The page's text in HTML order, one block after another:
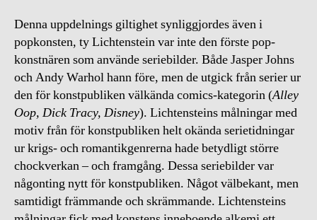
Denna uppdelnings giltighet synliggjordes även i
popkonsten, ty Lichtenstein var inte den förste pop-
konstnären som använde seriebilder. Både Jasper Johns
och Andy Warhol hann före, men de utgick från serier ur
den för konstpubliken välkända comics-kategorin (Alley
Oop, Dick Tracy, Disney). Lichtensteins målningar med
motiv från för konstpubliken helt okända serietidningar
ur krigs- och romantikgenrerna hade betydligt större
chockverkan – och framgång. Dessa seriebilder var
någonting nytt för konstpubliken. Något välbekant, men
samtidigt främmande och skrämmande. Lichtensteins